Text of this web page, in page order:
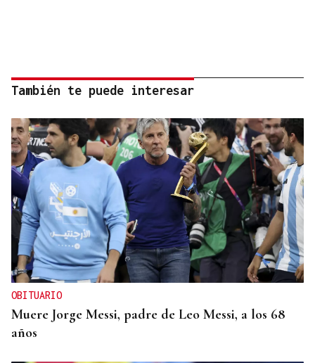
También te puede interesar
OBITUARIO
Muere Jorge Messi, padre de Leo Messi, a los 68
años